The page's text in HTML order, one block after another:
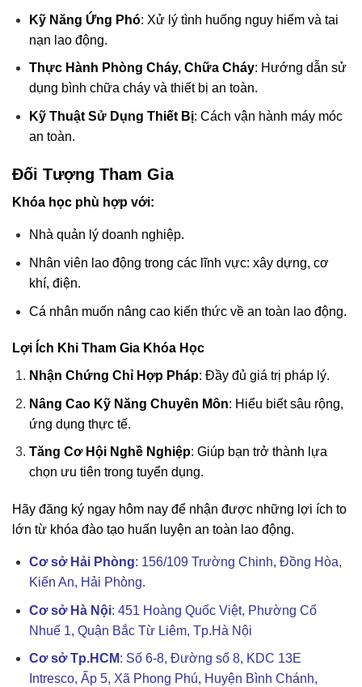
Kỹ Năng Ứng Phó: Xử lý tình huống nguy hiểm và tai
nạn lao động.
Thực Hành Phòng Cháy, Chữa Cháy: Hướng dẫn sử
dụng bình chữa cháy và thiết bị an toàn.
Kỹ Thuật Sử Dụng Thiết Bị: Cách vận hành máy móc
an toàn.
Đối Tượng Tham Gia
Khóa học phù hợp với:
Nhà quản lý doanh nghiệp.
Nhân viên lao động trong các lĩnh vực: xây dựng, cơ
khí, điện.
Cá nhân muốn nâng cao kiến thức về an toàn lao động.
Lợi Ích Khi Tham Gia Khóa Học
Nhận Chứng Chỉ Hợp Pháp: Đầy đủ giá trị pháp lý.
Nâng Cao Kỹ Năng Chuyên Môn: Hiểu biết sâu rộng,
ứng dụng thực tế.
Tăng Cơ Hội Nghề Nghiệp: Giúp bạn trở thành lựa
chọn ưu tiên trong tuyển dụng.
Hãy đăng ký ngay hôm nay để nhận được những lợi ích to
lớn từ khóa đào tạo huấn luyện an toàn lao động.
Cơ sở Hải Phòng: 156/109 Trường Chinh, Đồng Hòa,
Kiến An, Hải Phòng.
Cơ sở Hà Nội: 451 Hoàng Quốc Việt, Phường Cổ
Nhuế 1, Quận Bắc Từ Liêm, Tp.Hà Nội
Cơ sở Tp.HCM: Số 6-8, Đường số 8, KDC 13E
Intresco, Ấp 5, Xã Phong Phú, Huyện Bình Chánh,